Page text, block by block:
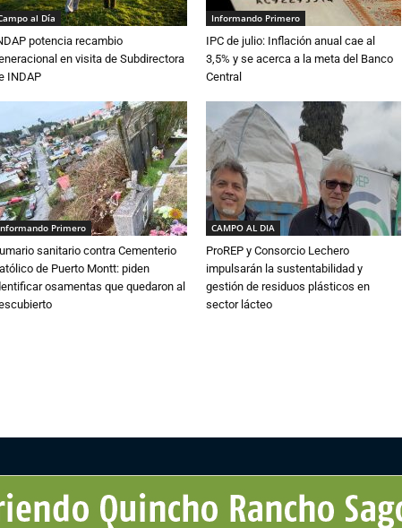
al Día
potencia recambio
en visita de Subdirectora
INDAP
Informando Primero
IPC de julio: Inflación anual cae al
3,5% y se acerca a la meta del Banco
Central
Primero
sanitario contra Cementerio
de Puerto Montt: piden
osamentas que quedaron al
CAMPO AL DIA
ProREP y Consorcio Lechero
impulsarán la sustentabilidad y
gestión de residuos plásticos en
sector lácteo